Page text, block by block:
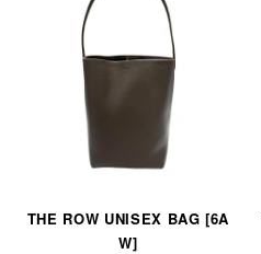
THE ROW UNISEX BAG [6A
W]